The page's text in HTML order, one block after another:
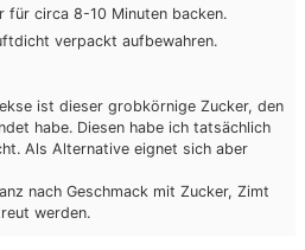
für circa 8-10 Minuten backen.
verpackt aufbewahren.
ist dieser grobkörnige Zucker, den
habe. Diesen habe ich tatsächlich
Als Alternative eignet sich aber
nach Geschmack mit Zucker, Zimt
werden.